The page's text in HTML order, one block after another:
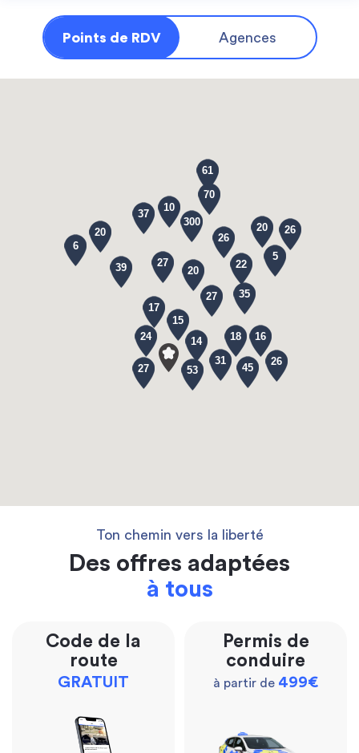
Points de RDV Agences
35
70
27
16
26
26
53
14
45
37
17
20
15
22
300
20
18
6
24
31
27
39
20
61
27
26
10
5
Ton chemin vers la liberté
Des offres adaptées
à tous
Code de la
route
GRATUIT
Permis de
conduire
à partir de 499€